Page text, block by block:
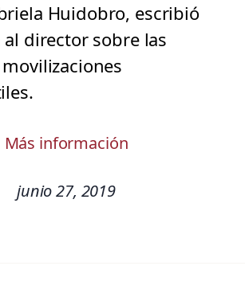
Huidobro, escribió
director sobre las
Más información
junio 27, 2019